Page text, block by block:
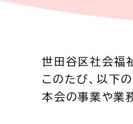
世田谷区社会福
このたび、以下
本会の事業や業